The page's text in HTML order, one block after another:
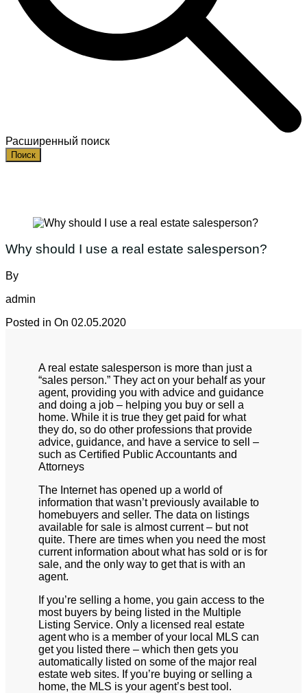
Расширенный поиск
Поиск
Why should I use a real estate salesperson?
By
admin
Posted in On 02.05.2020
A real estate salesperson is more than just a
“sales person.” They act on your behalf as your
agent, providing you with advice and guidance
and doing a job – helping you buy or sell a
home. While it is true they get paid for what
they do, so do other professions that provide
advice, guidance, and have a service to sell –
such as Certified Public Accountants and
Attorneys
The Internet has opened up a world of
information that wasn’t previously available to
homebuyers and seller. The data on listings
available for sale is almost current – but not
quite. There are times when you need the most
current information about what has sold or is for
sale, and the only way to get that is with an
agent.
If you’re selling a home, you gain access to the
most buyers by being listed in the Multiple
Listing Service. Only a licensed real estate
agent who is a member of your local MLS can
get you listed there – which then gets you
automatically listed on some of the major real
estate web sites. If you’re buying or selling a
home, the MLS is your agent’s best tool.